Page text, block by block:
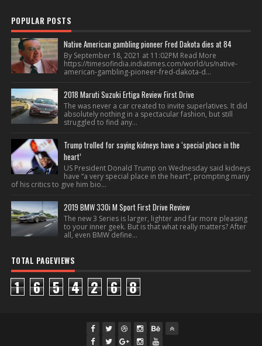
POPULAR POSTS
Native American gambling pioneer Fred Dakota dies at 84
By September 18, 2021 at 11:02PM Read More
https://timesofindia.indiatimes.com/world/us/native-
american-gambling-pioneer-fred-dakota-d...
2018 Maruti Suzuki Ertiga Review First Drive
The was never a car created to invite superlatives. It did
absolutely nothing in a spectacular fashion, but still
struggled to find any...
Trump trolled for saying kidneys have a ‘special place in the
heart’
US President Donald Trump on Wednesday said kidneys
have “a very special place in the heart”, prompting many
of his critics to give him bio...
2019 BMW 330i M Sport First Drive Review
The new 3 Series is larger, lighter and far more pleasing
to your inner geek. But is that what really matters? After
all, even BMW define...
TOTAL PAGEVIEWS
1 6 5 4 2 6 8